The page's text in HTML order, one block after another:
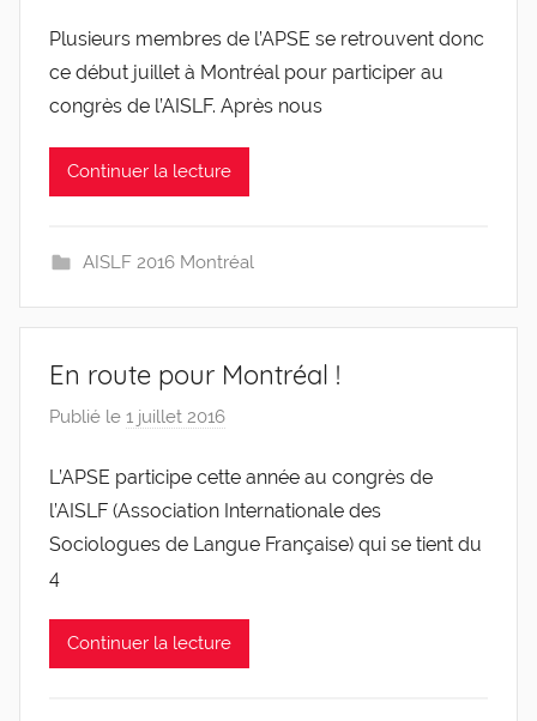
r
g
l
v
i
Plusieurs membres de l’APSE se retrouvent donc
ce début juillet à Montréal pour participer au
congrès de l’AISLF. Après nous
Continuer la lecture
AISLF 2016 Montréal
En route pour Montréal !
Publié le 1 juillet 2016
r
g
l
i
s
L’APSE participe cette année au congrès de
l’AISLF (Association Internationale des
Sociologues de Langue Française) qui se tient du
4
Continuer la lecture